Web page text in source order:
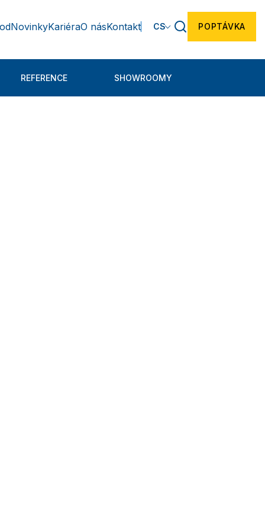
NovinkyKariéraO násKontakt CS POPTÁVKA
REFERENCE SHOWROOMY